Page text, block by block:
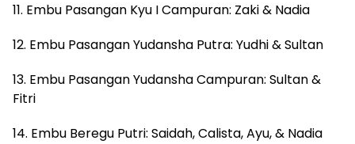
11. Embu Pasangan Kyu I Campuran: Zaki & Nadia
12. Embu Pasangan Yudansha Putra: Yudhi & Sultan
13. Embu Pasangan Yudansha Campuran: Sultan &
Fitri
14. Embu Beregu Putri: Saidah, Calista, Ayu, & Nadia